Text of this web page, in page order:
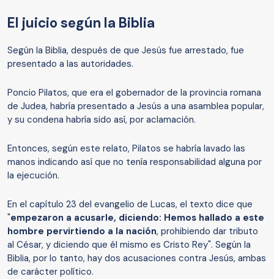
El juicio según la Biblia
Según la Biblia, después de que Jesús fue arrestado, fue
presentado a las autoridades.
Poncio Pilatos, que era el gobernador de la provincia romana
de Judea, habría presentado a Jesús a una asamblea popular,
y su condena habría sido así, por aclamación.
Entonces, según este relato, Pilatos se habría lavado las
manos indicando así que no tenía responsabilidad alguna por
la ejecución.
En el capítulo 23 del evangelio de Lucas, el texto dice que
"empezaron a acusarle, diciendo: Hemos hallado a este
hombre pervirtiendo a la nación, prohibiendo dar tributo
al César, y diciendo que él mismo es Cristo Rey". Según la
Biblia, por lo tanto, hay dos acusaciones contra Jesús, ambas
de carácter político.